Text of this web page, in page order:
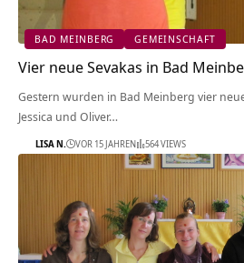
BAD MEINBERG GEMEINSCHAFT
Vier neue Sevakas in Bad
Gestern wurden in Bad Meinberg vier
Jessica und Oliver…
LISA N. VOR 15 JAHREN 564 VIEWS